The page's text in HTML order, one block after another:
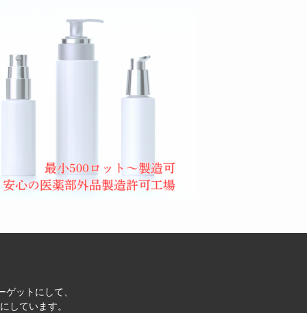
ットにして、
しています。